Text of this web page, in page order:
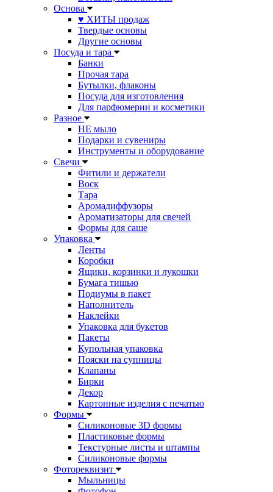
Основа
♥ ХИТЫ продаж
Твердые основы
Другие основы
Посуда и тара
Банки
Прочая тара
Бутылки, флаконы
Посуда для изготовления
Для парфюмерии и косметики
Разное
НЕ мыло
Подарки и сувениры
Инструменты и оборудование
Свечи
Фитили и держатели
Воск
Тара
Аромадиффузоры
Ароматизаторы для свечей
Формы для саше
Упаковка
Ленты
Коробки
Ящики, корзинки и лукошки
Бумага тишью
Подиумы в пакет
Наполнитель
Наклейки
Упаковка для букетов
Пакеты
Купольная упаковка
Пояски на супницы
Клапаны
Бирки
Декор
Картонные изделия с печатью
Формы
Силиконовые 3D формы
Пластиковые формы
Текстурные листы и штампы
Силиконовые формы
Фотореквизит
Мыльницы